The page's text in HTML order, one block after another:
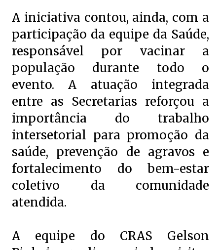
A iniciativa contou, ainda, com a
participação da equipe da Saúde,
responsável por vacinar a
população durante todo o
evento. A atuação integrada
entre as Secretarias reforçou a
importância do trabalho
intersetorial para promoção da
saúde, prevenção de agravos e
fortalecimento do bem-estar
coletivo da comunidade
atendida.
A equipe do CRAS Gelson